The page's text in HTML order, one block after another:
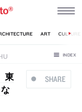
SHARE
東